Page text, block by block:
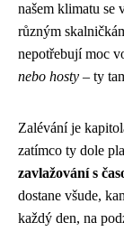
našem klimatu se
různým
nepotřebují moc
nebo hosty – ty
Zalévání je
zatímco ty dole
zavlažování s
dostane všude,
každý den, na